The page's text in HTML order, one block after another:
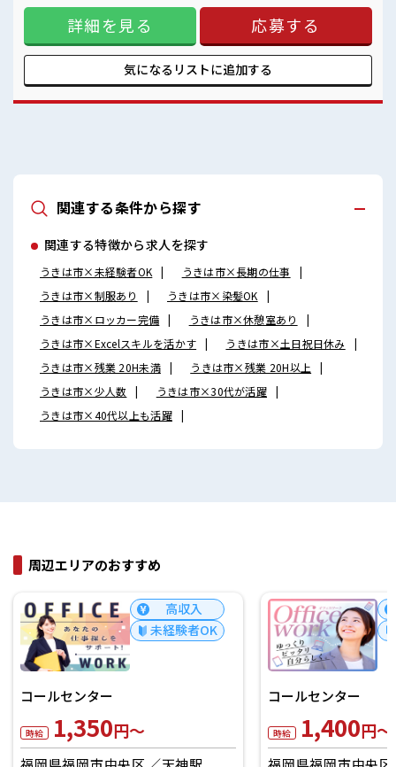
ロッカー付き職場♪
程よく残業あり！
お休みは土日祝日なので友人や家族との予定も合わせやすい♪
プライベート満喫！ ≪機能的な制服アリ≫ 制服があるので、
毎日の服装の悩み解消♪ ≪初めての仕事だけど自分にもでき
そう≫ 新しいことにチャレンジするのは不安だけど、 しっか
り働く環境が整っています！ イチからスキルUP・ステップ
UP目指していきましょう！ ≪自分に向いている仕事が探せる
≫ 困った事などがあれば、 担当がしっかりサポートします！
が多いあなたにもぴったり☆ ロッカー付き職場♪ 程よく残業
詳細を見る 応募する
気になるリストに追加する
関連する条件から探す
関連する特徴から求人を探す
うきは市×未経験者OK
うきは市×長期の仕事
うきは市×制服あり
うきは市×染髪OK
うきは市×ロッカー完備
うきは市×休憩室あり
うきは市×Excelスキルを活かす
うきは市×土日祝日休み
うきは市×残業 20H未満
うきは市×残業 20H以上
うきは市×少人数
うきは市×30代が活躍
うきは市×40代以上も活躍
周辺エリアのおすすめ
高収入
未経験者OK
コールセンター
時給 1,350円～
コールセンター
時給 1,400円～